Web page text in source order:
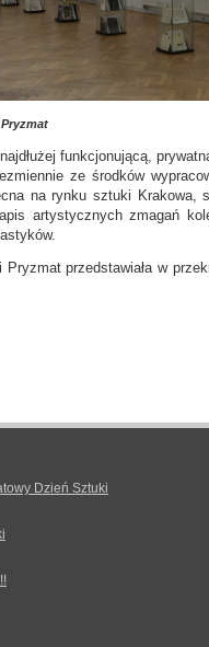
funkcjonującą,
ze środków
na rynku sztuki
artystycznych zmagań
przedstawiała w
Dzień Sztuki